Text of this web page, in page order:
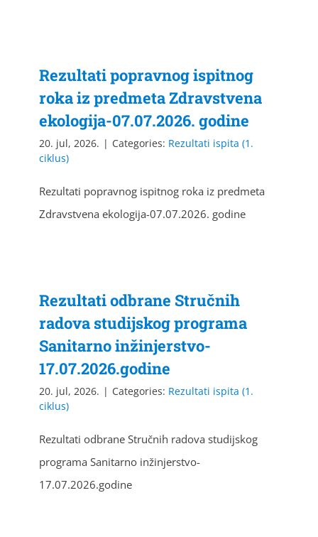
Rezultati popravnog ispitnog
roka iz predmeta Zdravstvena
ekologija-07.07.2026. godine
20. jul, 2026. | Categories: Rezultati ispita (1.
ciklus)
Rezultati popravnog ispitnog roka iz predmeta
Zdravstvena ekologija-07.07.2026. godine
Rezultati odbrane Stručnih
radova studijskog programa
Sanitarno inžinjerstvo-
17.07.2026.godine
20. jul, 2026. | Categories: Rezultati ispita (1.
ciklus)
Rezultati odbrane Stručnih radova studijskog
programa Sanitarno inžinjerstvo-
17.07.2026.godine